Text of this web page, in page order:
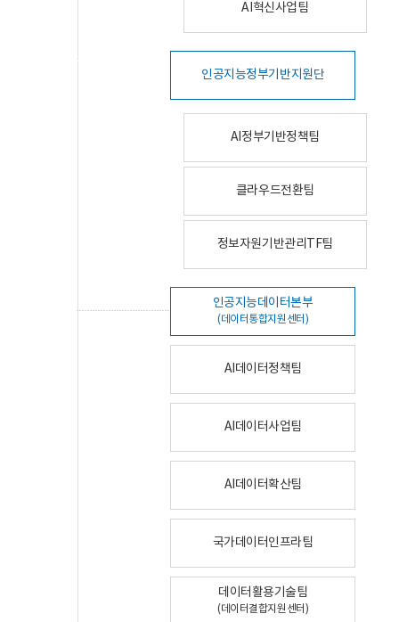
AI혁신사업팀
인공지능정부기반지원단
AI정부기반정책팀
클라우드전환팀
정보자원기반관리TF팀
인공지능데이터본부
(데이터통합지원센터)
AI데이터정책팀
AI데이터사업팀
AI데이터확산팀
국가데이터인프라팀
데이터활용기술팀
(데이터결합지원센터)